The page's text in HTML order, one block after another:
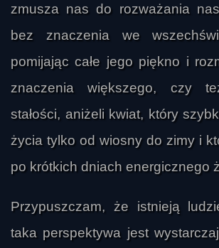
zmusza nas do rozważania
bez znaczenia we
pomijając całe jego piękno i
znaczenia większego, czy
stałości, aniżeli kwiat, który
życia tylko od wiosny do zimy i
po krótkich dniach energicznego
Przypuszczam, że istnieją
taka perspektywa jest